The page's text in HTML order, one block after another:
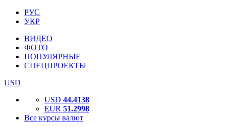
РУС
УКР
ВИДЕО
ФОТО
ПОПУЛЯРНЫЕ
СПЕЦПРОЕКТЫ
USD
USD 44.4138
EUR 51.2998
Все курсы валют